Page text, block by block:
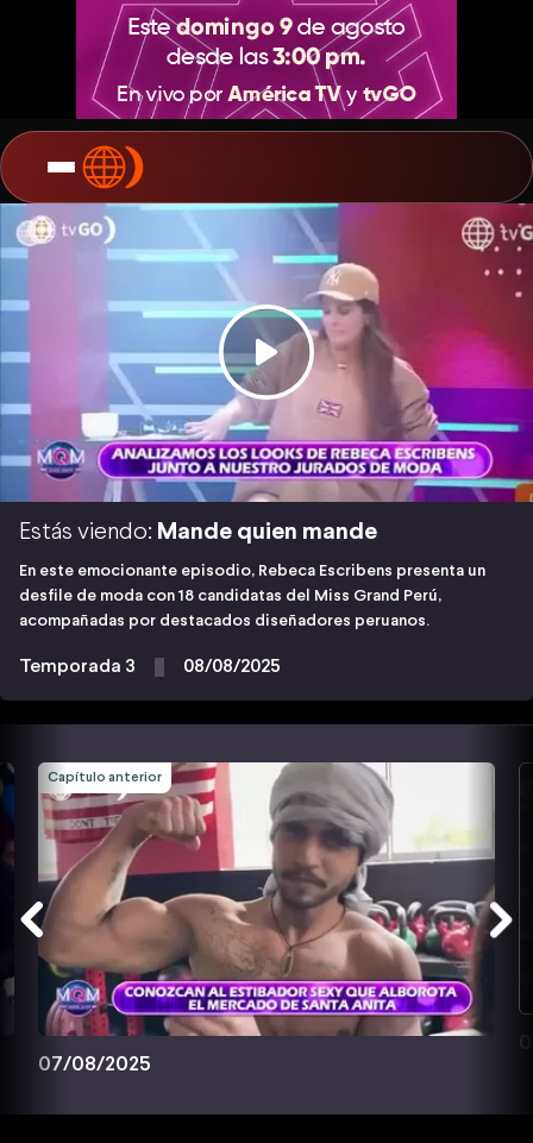
Estás viendo: Mande quien mande
En este emocionante episodio, Rebeca Escribens presenta un
desfile de moda con 18 candidatas del Miss Grand Perú,
acompañadas por destacados diseñadores peruanos.
Temporada 3 08/08/2025
Capítulo anterior
07/08/2025